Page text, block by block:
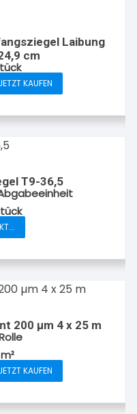
Laibung
cm
KAUFEN
T9-36,5
200 µm 4 x 25 m
m²
KAUFEN